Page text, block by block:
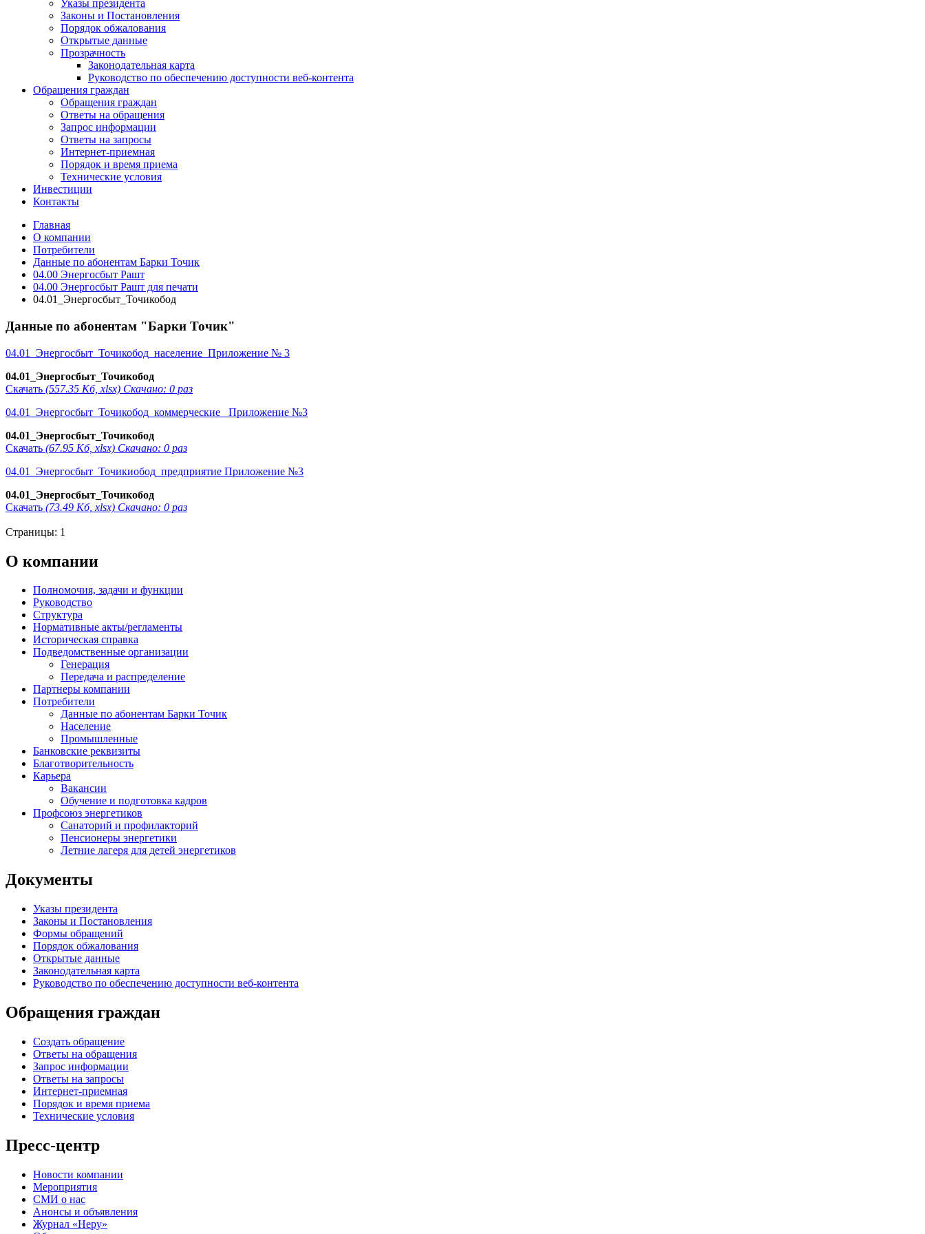
Указы президента
Законы и Постановления
Порядок обжалования
Открытые данные
Прозрачность
Законодательная карта
Руководство по обеспечению доступности веб-контента
Обращения граждан
Обращения граждан
Ответы на обращения
Запрос информации
Ответы на запросы
Интернет-приемная
Порядок и время приема
Технические условия
Инвестиции
Контакты
Главная
О компании
Потребители
Данные по абонентам Барки Точик
04.00 Энергосбыт Рашт
04.00 Энергосбыт Рашт для печати
04.01_Энергосбыт_Точикобод
Данные по абонентам "Барки Точик"
04.01_Энергосбыт_Точикобод_население_Приложение № 3
04.01_Энергосбыт_Точикобод
Скачать (557.35 Кб, xlsx) Скачано: 0 раз
04.01_Энергосбыт_Точикобод_коммерческие_ Приложение №3
04.01_Энергосбыт_Точикобод
Скачать (67.95 Кб, xlsx) Скачано: 0 раз
04.01_Энергосбыт_Точикиобод_предприятие Приложение №3
04.01_Энергосбыт_Точикобод
Скачать (73.49 Кб, xlsx) Скачано: 0 раз
Страницы: 1
О компании
Полномочия, задачи и функции
Руководство
Структура
Нормативные акты/регламенты
Историческая справка
Подведомственные организации
Генерация
Передача и распределение
Партнеры компании
Потребители
Данные по абонентам Барки Точик
Население
Промышленные
Банковские реквизиты
Благотворительность
Карьера
Вакансии
Обучение и подготовка кадров
Профсоюз энергетиков
Санаторий и профилакторий
Пенсионеры энергетики
Летние лагеря для детей энергетиков
Документы
Указы президента
Законы и Постановления
Формы обращений
Порядок обжалования
Открытые данные
Законодательная карта
Руководство по обеспечению доступности веб-контента
Обращения граждан
Создать обращение
Ответы на обращения
Запрос информации
Ответы на запросы
Интернет-приемная
Порядок и время приема
Технические условия
Пресс-центр
Новости компании
Мероприятия
СМИ о нас
Анонсы и объявления
Журнал «Неру»